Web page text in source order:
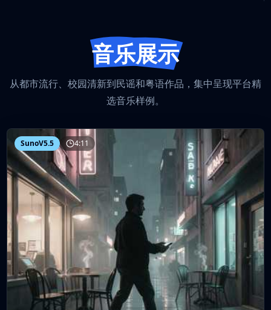
音乐展示
从都市流行、校园清新到民谣和粤语作品，集中呈现平台精
选音乐样例。
SunoV5.5 4:11